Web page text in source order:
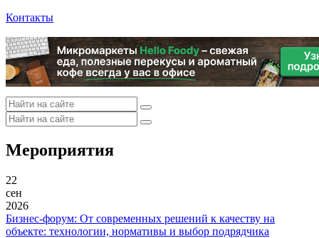
Контакты
Мероприятия
22
сен
2026
Бизнес-форум: От современных решений к качеству на
объекте: технологии, нормативы и выбор подрядчика